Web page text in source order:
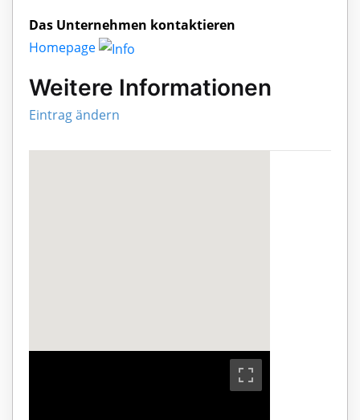
Das Unternehmen kontaktieren
Homepage
Weitere Informationen
Eintrag ändern